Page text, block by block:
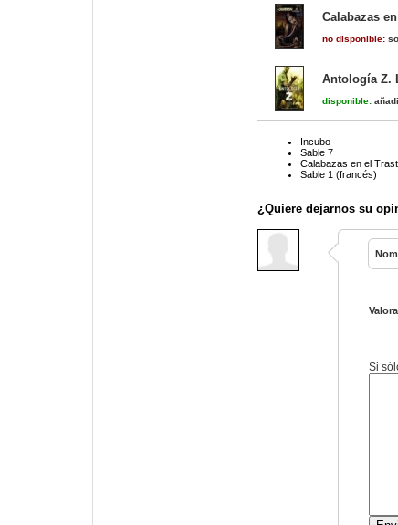
Calabazas
no disponible:
Antología Z.
disponible:
Incubo
Sable 7
Calabazas en el
Sable 1 (francés)
¿Quiere dejarnos su
Si